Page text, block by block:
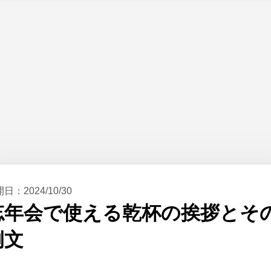
日： 2024/10/30
年会で使える乾杯の挨拶とそ